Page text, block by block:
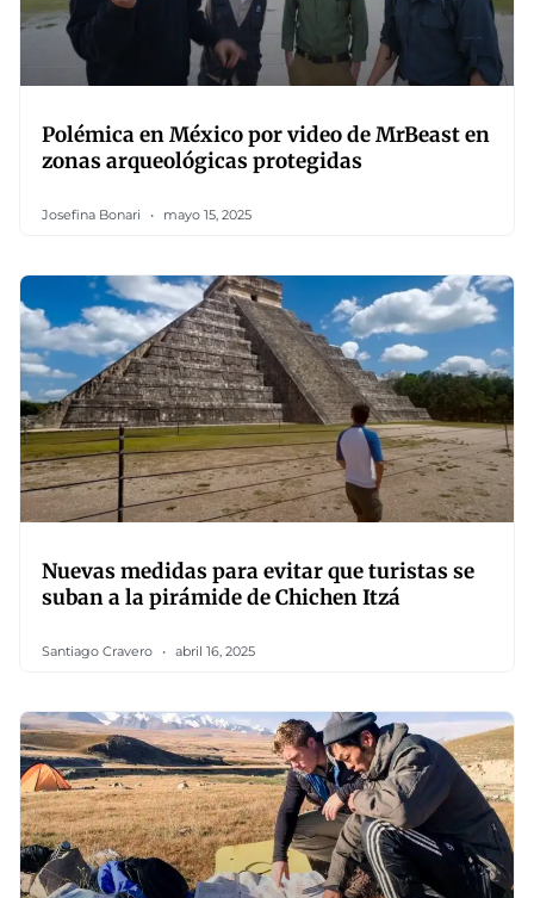
Polémica en México por video de MrBeast en
zonas arqueológicas protegidas
Josefina Bonari mayo 15, 2025
Nuevas medidas para evitar que turistas se
suban a la pirámide de Chichen Itzá
Santiago Cravero abril 16, 2025